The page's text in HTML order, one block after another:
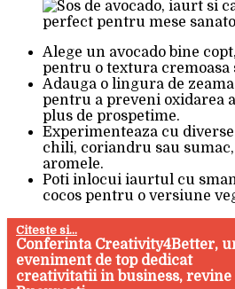
Alege un avocado bine
pentru o textura cremoasa
Adauga o lingura de
pentru a preveni oxidarea
plus de prospetime.
Experimenteaza cu
chili, coriandru sau
aromele.
Poti inlocui iaurtul cu
cocos pentru o versiune
Citeste si...
Conferinta Creativity4Better,
eveniment de top dedicat
creativitatii in business, revine